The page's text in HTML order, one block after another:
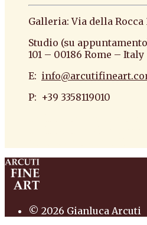
Galleria: Via della Rocca
Studio (su
101 – 00186 Rome – Italy
E:
P: +39 3358119010
© 2026 Gianluca Arcuti